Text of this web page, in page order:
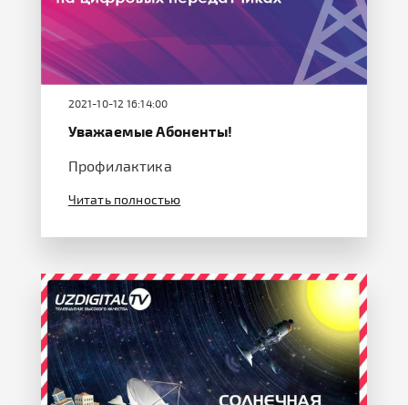
2021-10-12 16:14:00
Уважаемые Абоненты!
Профилактика
Читать полностью